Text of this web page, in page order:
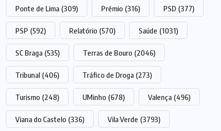
Ponte de Lima (309) Prémio (316) PSD (377)
PSP (592) Relatório (570) Saúde (1031)
SC Braga (535) Terras de Bouro (2046)
Tribunal (406) Tráfico de Droga (273)
Turismo (248) UMinho (678) Valença (496)
Viana do Castelo (336) Vila Verde (3793)